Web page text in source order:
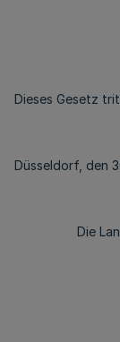
Dieses Gesetz
Düsseldorf, den
Die